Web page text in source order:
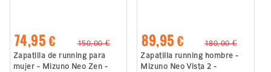
74,95 €
150,00 €
Zapatilla de running para
mujer - Mizuno Neo Zen -
89,95 €
180,00 €
Zapatilla running hombre -
Mizuno Neo Vista 2 -